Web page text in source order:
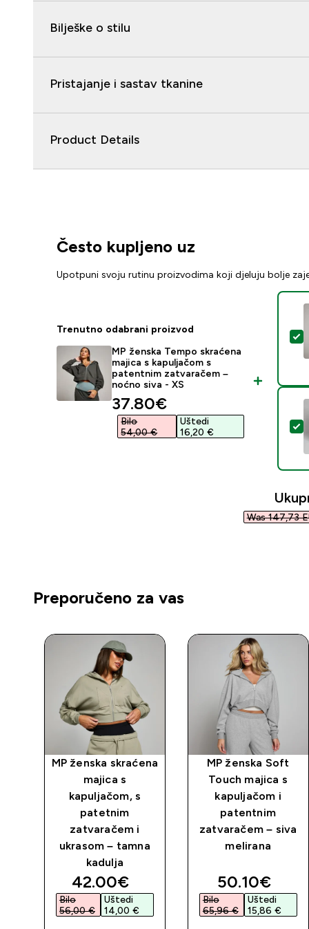
Bilješke o stilu
Pristajanje i sastav tkanine
Product Details
Često kupljeno uz
Upotpuni svoju rutinu proizvodima koji djeluju bolje
Trenutno odabrani proizvod
MP ženska Tempo skraćena
majica s kapuljačom s
patentnim zatvaračem –
noćno siva - XS
discounted price
37.80€‎
Bilo
54,00 €‎
Uštedi
16,20 €‎
Was 147,73
Preporučeno za vas
MP ženska skraćena
majica s
kapuljačom, s
patetnim
zatvaračem i
ukrasom – tamna
kadulja
discounted price
42.00€‎
Bilo
56,00 €‎
Uštedi
14,00 €‎
MP ženska Soft
Touch majica s
kapuljačom i
patentnim
zatvaračem – siva
melirana
discounted
50.10€‎
Bilo
65,96 €‎
Uštedi
15,86 €‎